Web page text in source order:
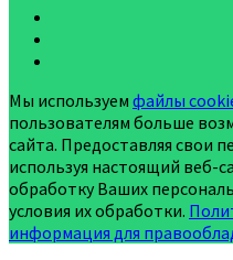
Мы используем файлы
пользователям больше
сайта. Предоставляя свои
используя настоящий веб-
обработку Ваших
условия их обработки.
информация для